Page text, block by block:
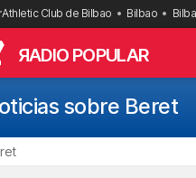
Athletic Club de Bilbao Bilbao
RADIO POPULAR
sobre Beret